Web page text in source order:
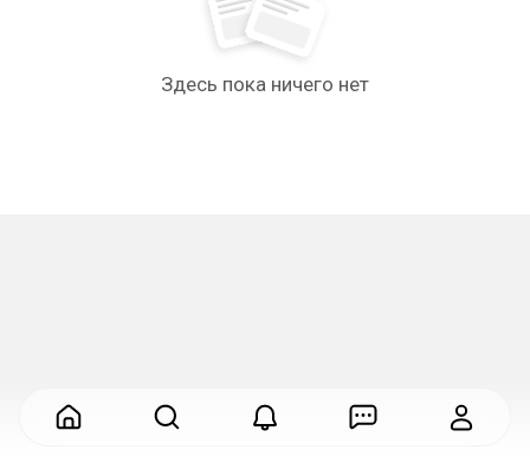
Здесь пока ничего нет